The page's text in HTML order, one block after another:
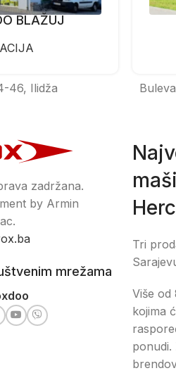
BLAŽUJ
46, Ilidža
zadržana.
by Armin
mrežama
Tri
Više od
kojima
ponudi.